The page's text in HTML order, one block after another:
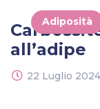
Adiposità
all’adipe
22 Luglio 2024